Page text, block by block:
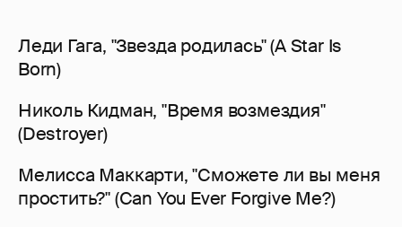
Леди Гага, "Звезда родилась" (A Star Is
Born)
Николь Кидман, "Время возмездия"
(Destroyer)
Мелисса Маккарти, "Сможете ли вы меня
простить?" (Can You Ever Forgive Me?)